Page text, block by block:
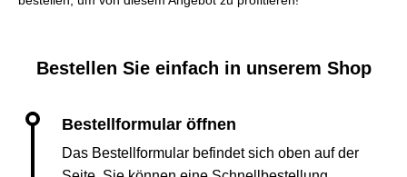
Bestellen Sie einfach in unserem Shop
Das Bestellformular befindet sich oben auf der